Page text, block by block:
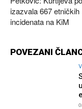
izazvala 667 etničkih
incidenata na KiM
POVEZANI